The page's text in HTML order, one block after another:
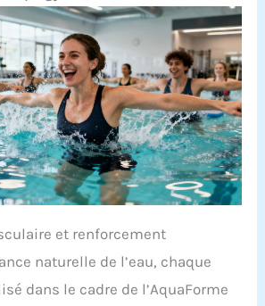
et renforcement
naturelle de l’eau, chaque
dans le cadre de l’AquaForme